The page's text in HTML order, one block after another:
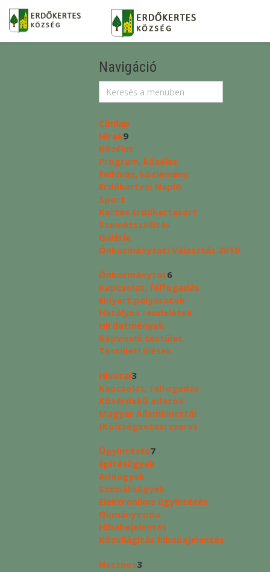
Navigáció
Címlap
Hírek9
Közélet
Program, közélet
Felhívás, közlemény
Erdőkertesi Napló
Sport
Kertes Erdőkertesért
Szemétszállítás
Galéria
Önkormányzati Választás 2019
Önkormányzat6
Kapcsolat, félfogadás
Elnyert pályázatok
Hatályos rendeletek
Hirdetmények
Képviselő testület
Testületi ülések
Hivatal3
Kapcsolat, félfogadás
Közérdekű adatok
Magyar Államkincstár
(Költségvetési szerv)
Ügyintézés7
Építésügyek
Adóügyek
Szociálisügyek
Elektronikus ügyintézés
Okmányiroda
Hibabejelentés
Közvilágítás hibabejelentés
Hasznos3